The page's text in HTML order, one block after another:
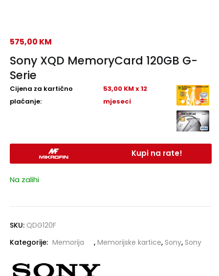
Sony XQD MemoryCard 120GB G-
Serie
575,00 KM
Cijena za kartično
plaćanje:
53,00 KM x 12
mjeseci
Kupi na rate!
Na zalihi
SKU: QDG120F
Kategorije: Memorija , Memorijske kartice, Sony, Sony